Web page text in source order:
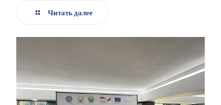
Читать далее